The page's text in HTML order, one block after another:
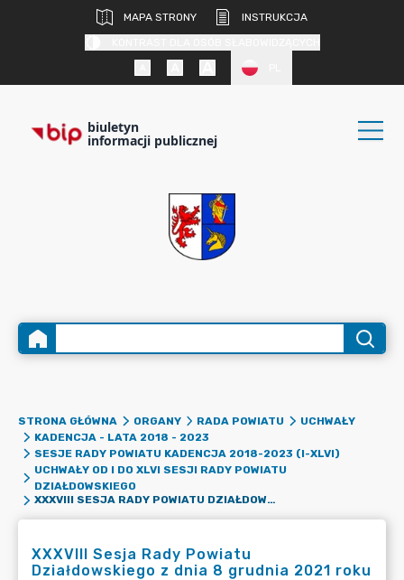
MAPA STRONY
INSTRUKCJA
biuletyn
informacji publicznej
STRONA GŁÓWNA ORGANY RADA POWIATU
UCHWAŁY
KADENCJA - LATA 2018 - 2023
SESJE RADY POWIATU KADENCJA 2018-2023 (I-XLVI)
UCHWAŁY OD I DO XLVI SESJI RADY POWIATU
DZIAŁDOWSKIEGO
XXXVIII SESJA RADY POWIATU DZIAŁDOWSKIEGO Z DNIA 8 GRUDNIA 2021 ROKU
XXXVIII Sesja Rady Powiatu
Działdowskiego z dnia 8 grudnia 2021 roku